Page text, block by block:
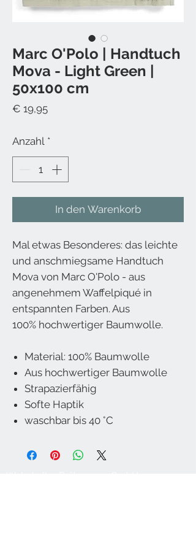
Marc O'Polo | Handtuch
Mova - Light Green |
50x100 cm
€ 19,95Preis
Anzahl *
In den Warenkorb
Mal etwas Besonderes: das leichte
und anschmiegsame Handtuch
Mova von Marc O'Polo - aus
angenehmem Waffelpiqué in
entspannten Farben. Aus
100% hochwertiger Baumwolle.
Material: 100% Baumwolle
Aus hochwertiger Baumwolle
Strapazierfähig
Softe Haptik
waschbar bis 40 °C